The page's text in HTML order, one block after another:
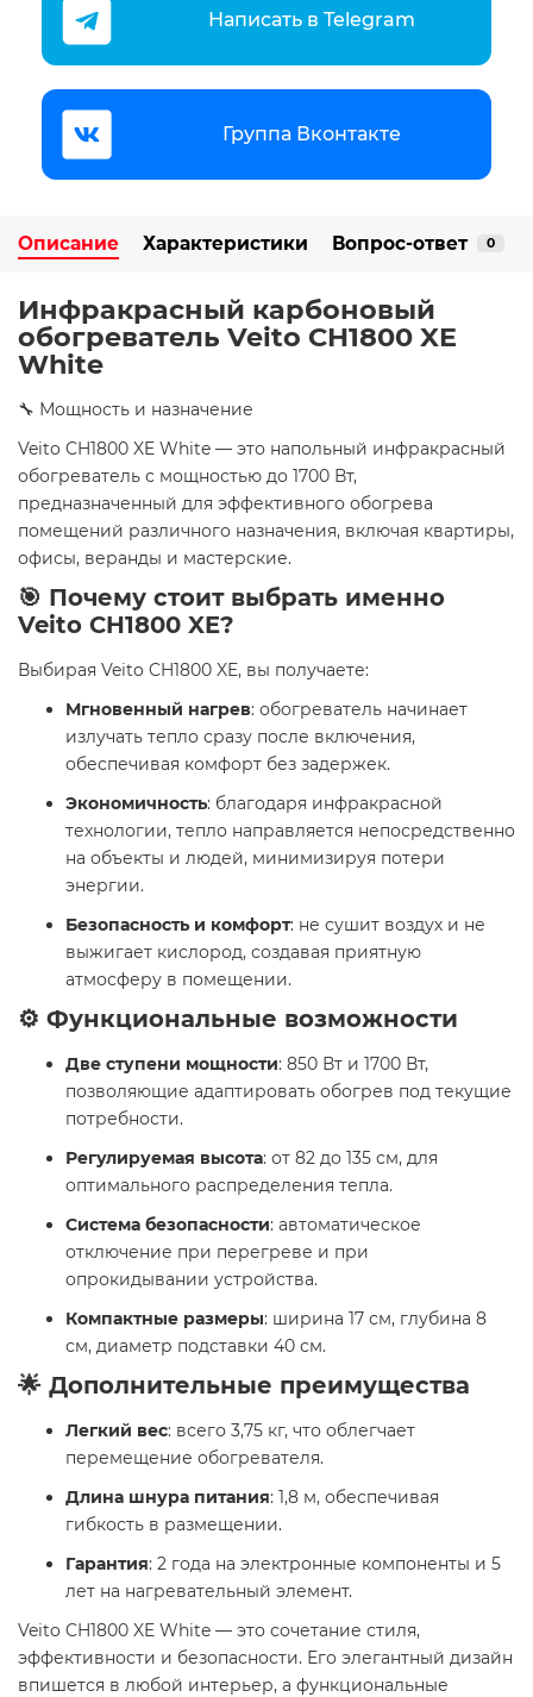
Написать в Telegram
Группа Вконтакте
Описание Характеристики Вопрос-ответ 0
Инфракрасный карбоновый
обогреватель Veito CH1800 XE
White
🔧 Мощность и назначение
Veito CH1800 XE White — это напольный инфракрасный
обогреватель с мощностью до 1700 Вт,
предназначенный для эффективного обогрева
помещений различного назначения, включая квартиры,
офисы, веранды и мастерские.
🎯 Почему стоит выбрать именно
Veito CH1800 XE?
Выбирая Veito CH1800 XE, вы получаете:
Мгновенный нагрев: обогреватель начинает
излучать тепло сразу после включения,
обеспечивая комфорт без задержек.
Экономичность: благодаря инфракрасной
технологии, тепло направляется непосредственно
на объекты и людей, минимизируя потери
энергии.
Безопасность и комфорт: не сушит воздух и не
выжигает кислород, создавая приятную
атмосферу в помещении.
⚙️ Функциональные возможности
Две ступени мощности: 850 Вт и 1700 Вт,
позволяющие адаптировать обогрев под текущие
потребности.
Регулируемая высота: от 82 до 135 см, для
оптимального распределения тепла.
Система безопасности: автоматическое
отключение при перегреве и при
опрокидывании устройства.
Компактные размеры: ширина 17 см, глубина 8
см, диаметр подставки 40 см.
🌟 Дополнительные преимущества
Легкий вес: всего 3,75 кг, что облегчает
перемещение обогревателя.
Длина шнура питания: 1,8 м, обеспечивая
гибкость в размещении.
Гарантия: 2 года на электронные компоненты и 5
лет на нагревательный элемент.
Veito CH1800 XE White — это сочетание стиля,
эффективности и безопасности. Его элегантный дизайн
впишется в любой интерьер, а функциональные